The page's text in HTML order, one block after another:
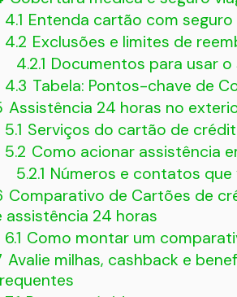
4.1 Entenda cartão com
4.2 Exclusões e limites de
4.2.1 Documentos para usar
4.3 Tabela: Pontos-chave de
Assistência 24 horas no
5.1 Serviços do cartão de
5.2 Como acionar assistência
5.2.1 Números e contatos que
Comparativo de Cartões de
assistência 24 horas
6.1 Como montar um
Avalie milhas, cashback e